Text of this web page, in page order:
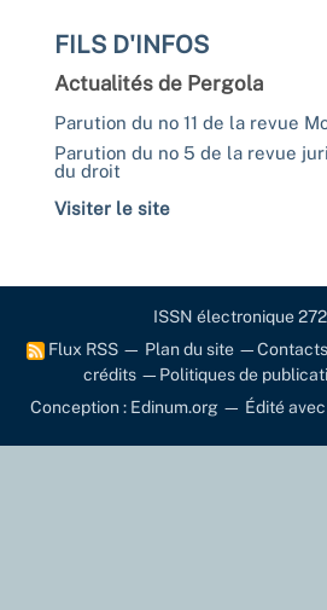
FILS D'INFOS
Actualités de Pergola
Parution du no 11 de la revue
Parution du no 5 de la revue
du droit
Visiter le site
ISSN électronique
Flux RSS — Plan du site —
crédits— Politiques de
Conception : Edinum.org — Édité